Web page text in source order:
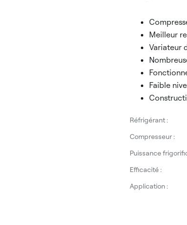
Meilleur
Variateur
Faible
Réfrigérant :
Compresseur :
Puissance
Efficacité :
Application :